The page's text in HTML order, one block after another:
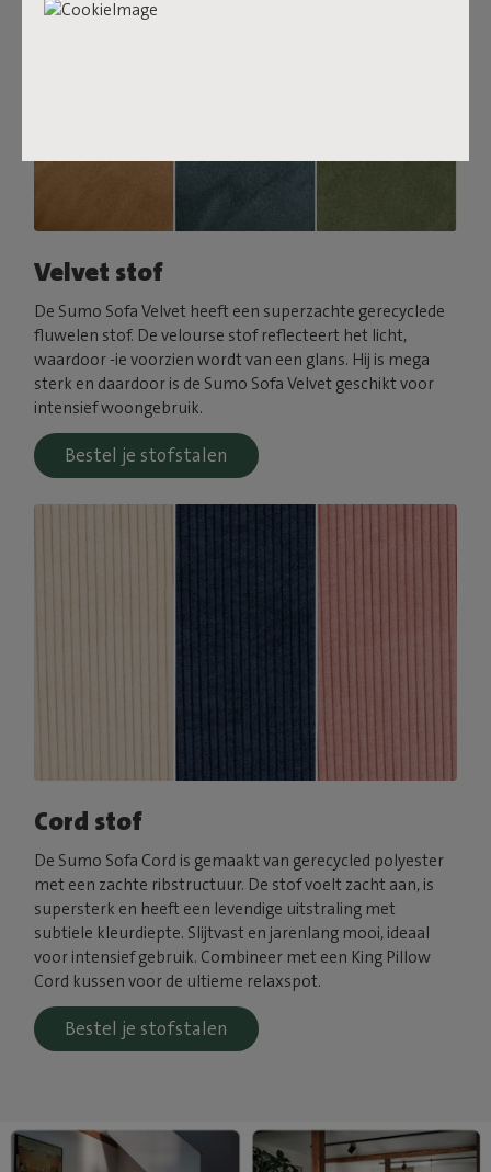
Velvet stof
De Sumo Sofa Velvet heeft een superzachte gerecyclede
fluwelen stof. De velourse stof reflecteert het licht,
waardoor -ie voorzien wordt van een glans. Hij is mega
sterk en daardoor is de Sumo Sofa Velvet geschikt voor
intensief woongebruik.
Bestel je stofstalen
Cord stof
De Sumo Sofa Cord is gemaakt van gerecycled polyester
met een zachte ribstructuur. De stof voelt zacht aan, is
supersterk en heeft een levendige uitstraling met
subtiele kleurdiepte. Slijtvast en jarenlang mooi, ideaal
voor intensief gebruik. Combineer met een King Pillow
Cord kussen voor de ultieme relaxspot.
Bestel je stofstalen